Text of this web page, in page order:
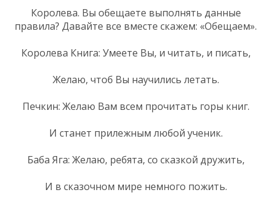
Королева. Вы обещаете выполнять данные
правила? Давайте все вместе скажем: «Обещаем».
Королева Книга: Умеете Вы, и читать, и писать,
Желаю, чтоб Вы научились летать.
Печкин: Желаю Вам всем прочитать горы книг.
И станет прилежным любой ученик.
Баба Яга: Желаю, ребята, со сказкой дружить,
И в сказочном мире немного пожить.